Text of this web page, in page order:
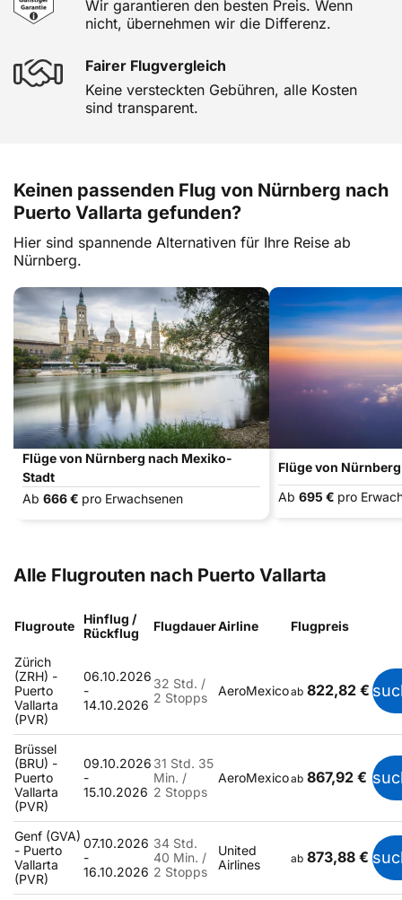
Wir garantieren den besten Preis. Wenn
nicht, übernehmen wir die Differenz.
Fairer Flugvergleich
Keine versteckten Gebühren, alle Kosten
sind transparent.
Keinen passenden Flug von Nürnberg nach
Puerto Vallarta gefunden?
Hier sind spannende Alternativen für Ihre Reise ab
Nürnberg.
Flüge von Nürnberg nach Mexiko-
Stadt
Ab 666 € pro Erwachsenen
Flüge von
Ab 695 € pro
Alle Flugrouten nach Puerto Vallarta
Flugroute
Hinflug /
Rückflug
FlugdauerAirline Flugpreis
Zürich
(ZRH) -
Puerto
Vallarta
(PVR)
06.10.2026
-
14.10.2026
32 Std. /
2 Stopps
AeroMexicoab 822,82 €
Brüssel
(BRU) -
Puerto
Vallarta
(PVR)
09.10.2026
-
15.10.2026
31 Std. 35
Min. /
2 Stopps
AeroMexicoab 867,92 €
Genf (GVA)
- Puerto
Vallarta
(PVR)
07.10.2026
-
16.10.2026
34 Std.
40 Min. /
2 Stopps
United
Airlines
ab 873,88 €